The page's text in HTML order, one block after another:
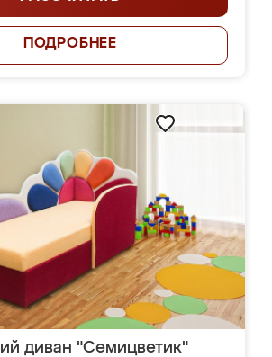
ПОДРОБНЕЕ
диван "Семицветик"